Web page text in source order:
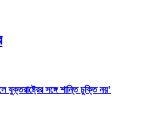
যুক্তরাষ্ট্রের সঙ্গে শান্তি চুক্তি নয়’